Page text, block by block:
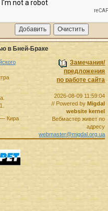
в Бней-Браке
Замечания/
предложения
по работе сайта
2026-08-09 11:59:04
// Powered byMigdal
website kernel
Вебмастер живет по
адресу
webmaster@migdal.org.ua
Кира